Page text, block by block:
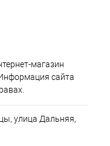
магазин
сайта
улица Дальняя,